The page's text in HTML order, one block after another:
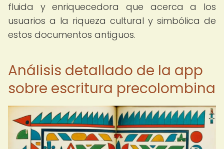
fluida y enriquecedora que acerca a los
usuarios a la riqueza cultural y simbólica de
estos documentos antiguos.
Análisis detallado de la app
sobre escritura precolombina